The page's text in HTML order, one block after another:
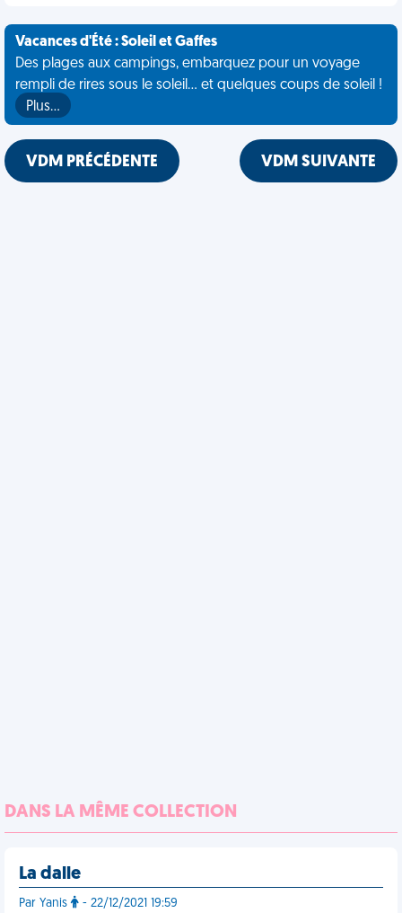
Vacances d'Été : Soleil et Gaffes
Des plages aux campings, embarquez pour un voyage
rempli de rires sous le soleil... et quelques coups de soleil !
Plus…
VDM PRÉCÉDENTE VDM SUIVANTE
DANS LA MÊME COLLECTION
La dalle
Par Yanis - 22/12/2021 19:59